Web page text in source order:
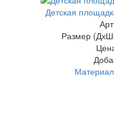
Детская
Размер